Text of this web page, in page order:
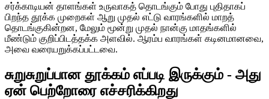
சர்க்காடியன் தாளங்கள் உருவாகத் தொடங்கும் போது புதிதாகப்
பிறந்த தூக்க முறைகள் ஆறு முதல் எட்டு வாரங்களில் மாறத்
தொடங்குகின்றன, மேலும் மூன்று முதல் நான்கு மாதங்களில்
மீண்டும் குறிப்பிடத்தக்க அளவில். ஆரம்ப வாரங்கள் கடினமானவை,
அவை வரையறுக்கப்பட்டவை.
சுறுசுறுப்பான தூக்கம் எப்படி இருக்கும் - அது
ஏன் பெற்றோரை எச்சரிக்கிறது